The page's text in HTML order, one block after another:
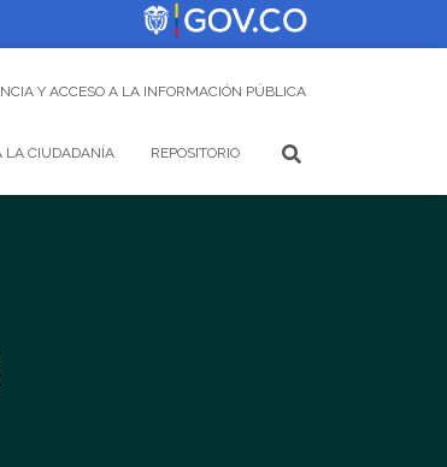
Y ACCESO A LA INFORMACIÓN PÚBLICA
LA CIUDADANÍA REPOSITORIO